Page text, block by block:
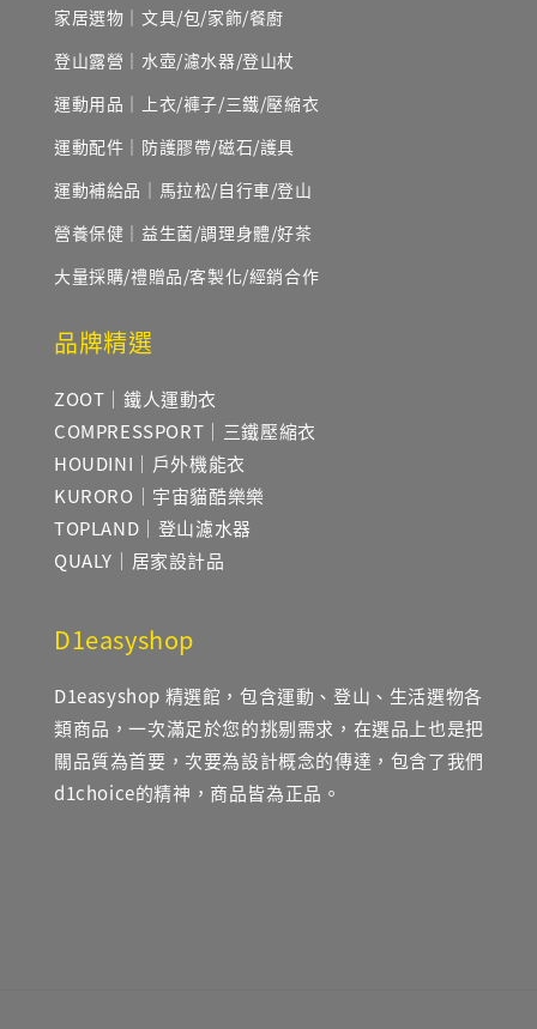
家居選物｜文具/包/家飾/餐廚
登山露營｜水壺/濾水器/登山杖
運動用品｜上衣/褲子/三鐵/壓縮衣
運動配件｜防護膠帶/磁石/護具
運動補給品｜馬拉松/自行車/登山
營養保健｜益生菌/調理身體/好茶
大量採購/禮贈品/客製化/經銷合作
品牌精選
ZOOT｜鐵人運動衣
COMPRESSPORT｜三鐵壓縮衣
HOUDINI｜戶外機能衣
KURORO｜宇宙貓酷樂樂
TOPLAND｜登山濾水器
QUALY｜居家設計品
D1easyshop
D1easyshop 精選館，包含運動、登山、生活選物各
類商品，一次滿足於您的挑剔需求，在選品上也是把
關品質為首要，次要為設計概念的傳達，包含了我們
d1choice的精神，商品皆為正品。